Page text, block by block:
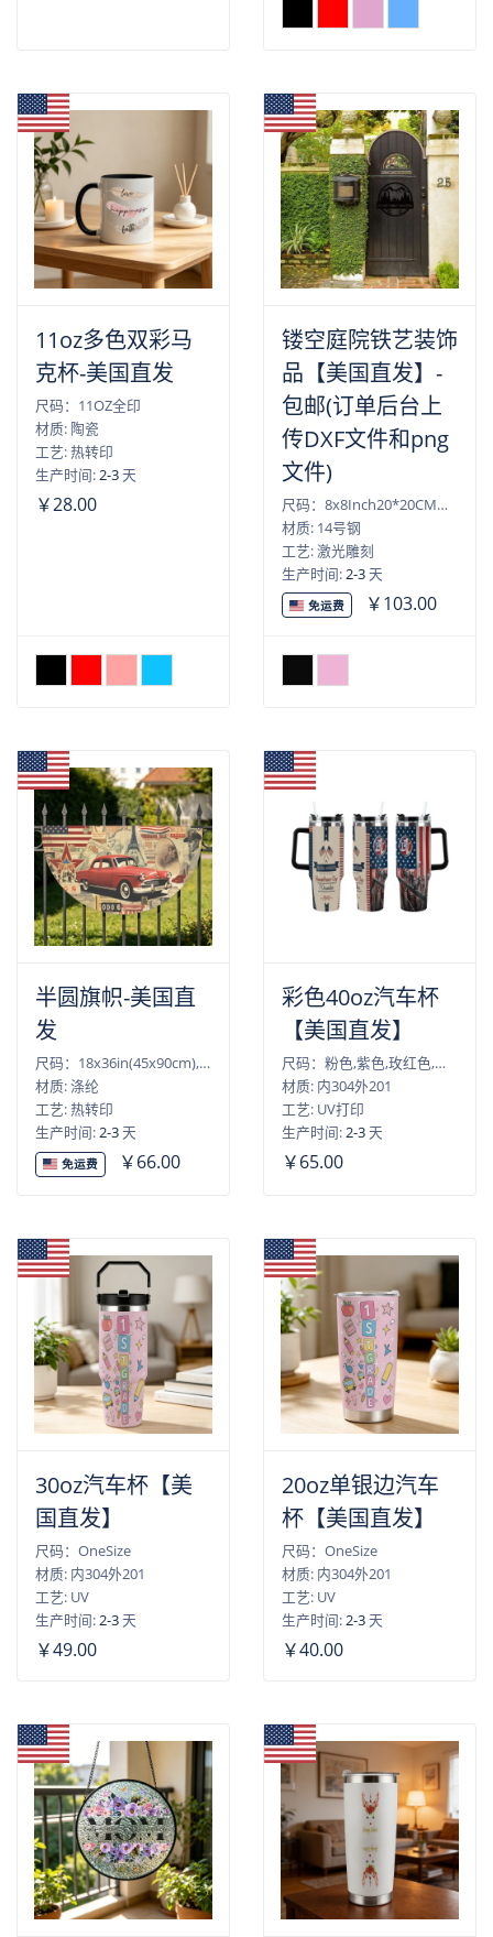
11oz多色双彩马
克杯-美国直发
尺码：11OZ全印
材质: 陶瓷
工艺: 热转印
生产时间: 2-3天
￥28.00
镂空庭院铁艺装饰
品【美国直发】-
包邮(订单后台上
传DXF文件和png
文件)
尺码：8x8Inch20*20CM）,10x10Inch（25*25CM）,12x12Inch（30*30CM）,14x14Inch（35*35CM）,16x16Inch（40*40CM）,18x18Inch（45*45CM）,20x20Inch（50*50CM）,22x22Inch（55*55CM）,24x24Inch（60*60CM）,26x26Inch（65*65CM）,28x28Inch（70*70CM）
材质: 14号钢
工艺: 激光雕刻
生产时间: 2-3天
免运费 ￥103.00
半圆旗帜-美国直
发
尺码：18x36in(45x90cm),36x72in(90x180cm)
材质: 涤纶
工艺: 热转印
生产时间:2-3天
免运费 ￥66.00
彩色40oz汽车杯
【美国直发】
尺码：粉色,紫色,玫红色,浅蓝色,薄荷绿,黑色
材质: 内304外201
工艺: UV打印
生产时间:2-3天
￥65.00
30oz汽车杯【美
国直发】
尺码：OneSize
材质: 内304外201
工艺: UV
生产时间:2-3天
￥49.00
20oz单银边汽车
杯【美国直发】
尺码：OneSize
材质: 内304外201
工艺: UV
生产时间:2-3天
￥40.00